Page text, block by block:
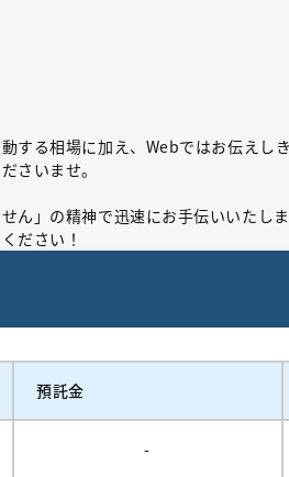
する相場に加え、Webではお伝えし
さいませ。
」の精神で迅速にお手伝いいたしま
ださい！
預託金
-